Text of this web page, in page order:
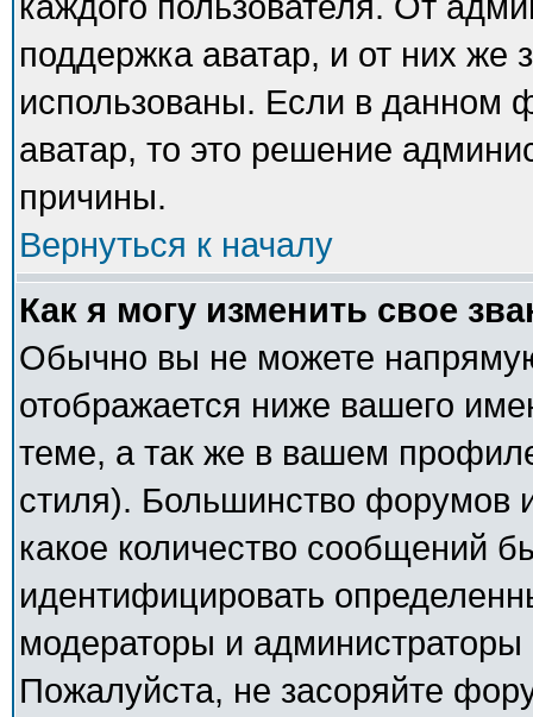
поддержка аватар, и от них же
использованы. Если в данном
аватар, то это решение
причины.
Вернуться к началу
Как я могу изменить свое
Обычно вы не можете
отображается ниже вашего
теме, а так же в вашем
стиля). Большинство форумов
какое количество сообщений
идентифицировать
модераторы и
Пожалуйста, не засоряйте